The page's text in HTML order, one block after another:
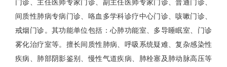
门诊、主任医师专家门诊、副主任医师专家门诊、普通门诊、
间质性肺病专病门诊、咯血多学科诊疗中心门诊、咳嗽门诊、
戒烟门诊。其功能单位包括：心肺功能室 、多导睡眠室、门诊
雾化治疗室等。擅长间质性肺病、呼吸系统疑难、复杂感染性
疾病、肺部阴影鉴别、慢性气道疾病、肺栓塞及肺动脉高压等